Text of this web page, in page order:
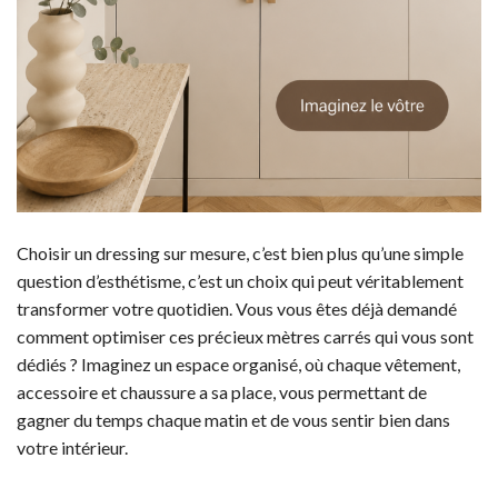
Choisir un dressing sur mesure, c’est bien plus qu’une simple
question d’esthétisme, c’est un choix qui peut véritablement
transformer votre quotidien. Vous vous êtes déjà demandé
comment optimiser ces précieux mètres carrés qui vous sont
dédiés ? Imaginez un espace organisé, où chaque vêtement,
accessoire et chaussure a sa place, vous permettant de
gagner du temps chaque matin et de vous sentir bien dans
votre intérieur.